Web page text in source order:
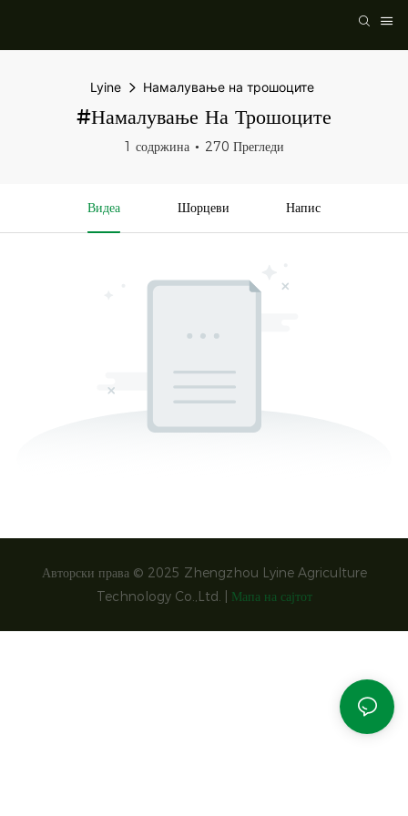
Lyine Намалување на трошоците
#Намалување На Трошоците
1 содржина 270 Прегледи
Видеа Шорцеви Напис
Авторски права © 2025 Zhengzhou Lyine Agriculture
Technology Co.,Ltd. |
Мапа на сајтот